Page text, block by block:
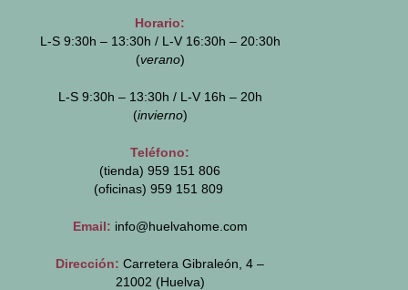
Horario:
L-S 9:30h – 13:30h / L-V 16:30h – 20:30h
(verano)
L-S 9:30h – 13:30h / L-V 16h – 20h
(invierno)
Teléfono:
(tienda) 959 151 806
(oficinas) 959 151 809
Email: info@huelvahome.com
Dirección: Carretera Gibraleón, 4 –
21002 (Huelva)